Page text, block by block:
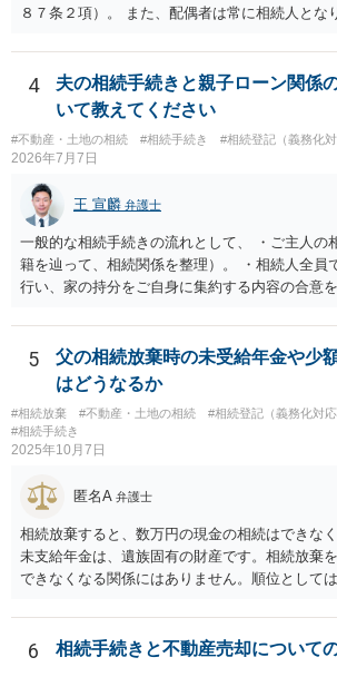
８７条２項）。 また、配偶者は常に相続人とな
も相続権があります。つまり、孫５人に加えて
相続権がある可能性があります。
4
夫の相続手続きと親子ローン関係
いて教えてください
#不動産・土地の相続 #相続手続き #相続登記（義務化対
2026年7月7日
王 宣麟 弁護士
一般的な相続手続きの流れとして、 ・ご主人の
籍を辿って、相続関係を整理）。 ・相続人全員
行い、家の持分をご自身に集約する内容の合意
ンと抵当権の名義について、金融機関と協議し
に切り替える（団信の見直しなども含めて）。
で義母も共有名義に入っている場合、通常は、
ーン部分を動かすには、義母本人の同意・協議
今回の「義母と連絡が取れない」状況での大き
連絡が取れない相続人・共有者がいる場合、相
母の最新住所と生存状況を確認する。 まずは、
戸籍から相続人を辿り、義母の戸籍・戸籍附票
履歴を確認する方法が一般的です。 ２．住所が
明郵便などの方法で手紙を送る。 電話やメール
は、公的な通知手段として内容証明郵便を使い
います。 ３．それでも連絡がつかない／返信が
明状態で、所在が確認できない場合：「不在者
家庭裁判所に申し立てて、管理人を通じて手続
5
父の相続放棄時の未受給年金や少
はどうなるか
#相続放棄 #不動産・土地の相続 #相続登記（義務化対応
#相続手続き
2025年10月7日
匿名A 弁護士
相続放棄すると、数万円の現金の相続はできな
未支給年金は、遺族固有の財産です。相続放棄
できなくなる関係にはありません。順位として
6 相続手続きと不動産売却について